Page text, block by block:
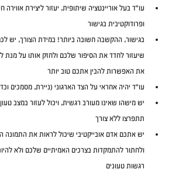
עו"ד בעל אוריינטציה שיתופית, יעזור ליצירת אווירה
ופרודוקטיבית בגישור
בגישור, ההקשבה חשובה ביותר! במידת הצורך, יש
שיעזור לחדד את הסיפור שלכם ולחזק אותו על מנת
את האפשרות להבין אתכם טוב יותר
עו"ד יהיה אחראי על הצד הארגוני (ניירת, מסמכים
יש מישהו שאינו מעורב רגשית, ויכול לעזור במצב
תתפרצו ללא צורך
יש אתכם אדם אובייקטיבי שיכול לראות את התמונה
ולחתור להתמקדות בצרכים האמיתיים שלכם ולא
רגשות טעונים